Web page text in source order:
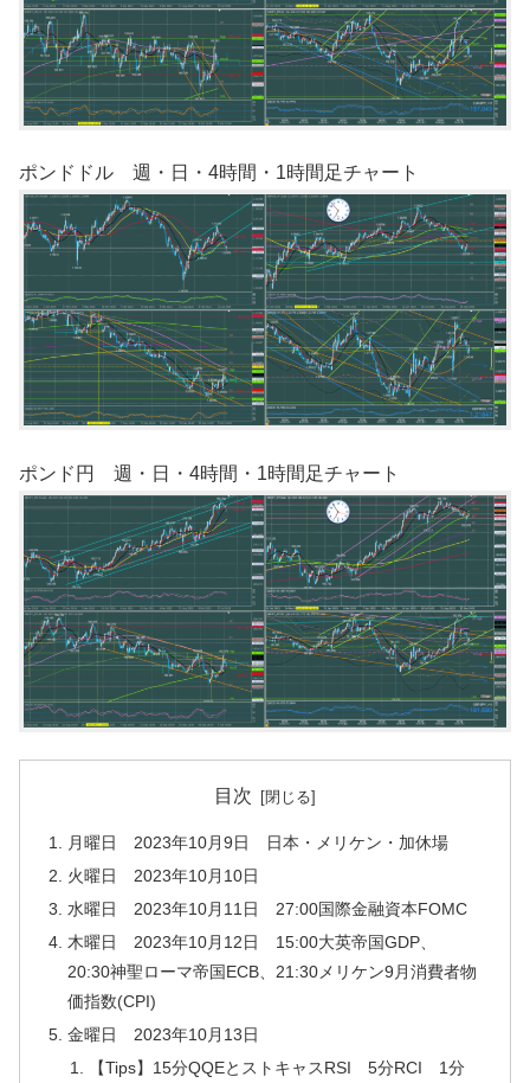
ポンドドル 週・日・4時間・1時間足チャート
ポンド円 週・日・4時間・1時間足チャート
目次
月曜日 2023年10月9日 日本・メリケン・加休場
火曜日 2023年10月10日
水曜日 2023年10月11日 27:00国際金融資本FOMC
木曜日 2023年10月12日 15:00大英帝国GDP、
20:30神聖ローマ帝国ECB、21:30メリケン9月消費者物
価指数(CPI)
金曜日 2023年10月13日
【Tips】15分QQEとストキャスRSI 5分RCI 1分